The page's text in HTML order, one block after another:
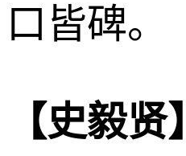
口皆碑。
【史毅贤】